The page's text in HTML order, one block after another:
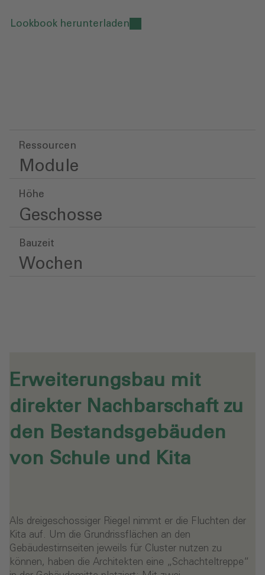
Lookbook herunterladen
Ressourcen
Module
Höhe
Geschosse
Bauzeit
Wochen
Erweiterungsbau mit
direkter Nachbarschaft zu
den Bestandsgebäuden
von Schule und Kita
Als dreigeschossiger Riegel nimmt er die Fluchten der
Kita auf. Um die Grundrissflächen an den
Gebäudestirnseiten jeweils für Cluster nutzen zu
können, haben die Architekten eine „Schachteltreppe“